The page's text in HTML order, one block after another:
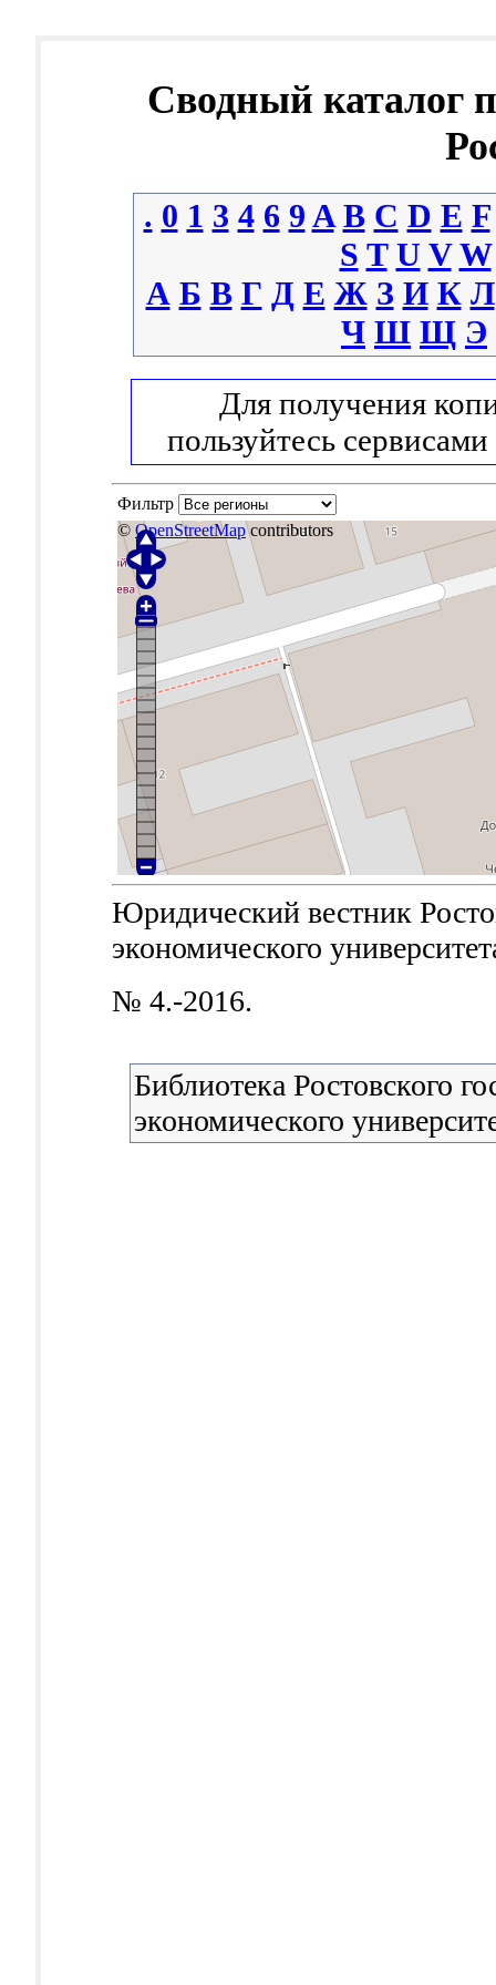
Сводный каталог
. 0 1 3 4 6 9 A B C D E F
S T U V W
А Б В Г Д Е Ж З И К Л
Ч Ш Щ Э
Для получения
пользуйтесь сервисами
Фильтр
© OpenStreetMapcontributors
Юридический вестник
экономического
№ 4.-2016.
Библиотека Ростовского
экономического